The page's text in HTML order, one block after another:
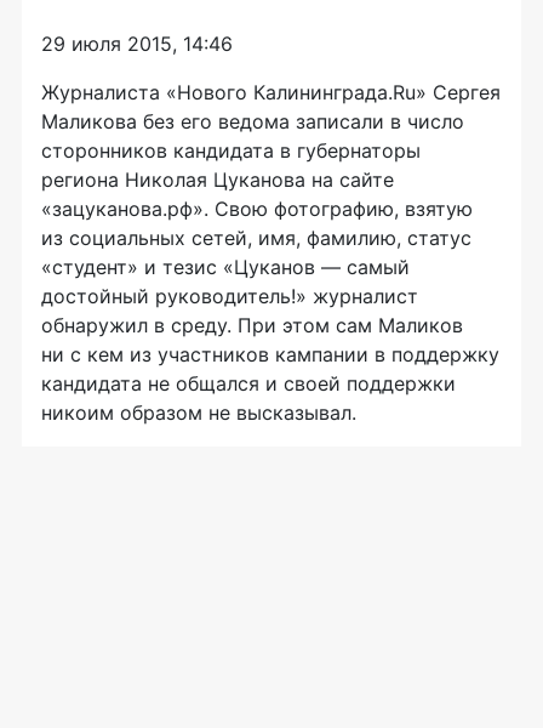
29 июля 2015, 14:46
Журналиста «Нового Калининграда.Ru» Сергея
Маликова без его ведома записали в число
сторонников кандидата в губернаторы
региона Николая Цуканова на сайте
«зацуканова.рф». Свою фотографию, взятую
из социальных сетей, имя, фамилию, статус
«студент» и тезис «Цуканов — самый
достойный руководитель!» журналист
обнаружил в среду. При этом сам Маликов
ни с кем из участников кампании в поддержку
кандидата не общался и своей поддержки
никоим образом не высказывал.